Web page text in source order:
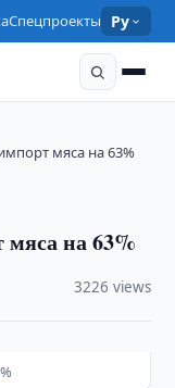
Спецпроекты Ру
мяса на 63%
мяса на 63%
3226 views